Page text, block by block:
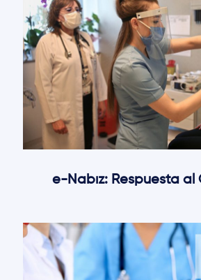
e-Nabız: Respuesta al